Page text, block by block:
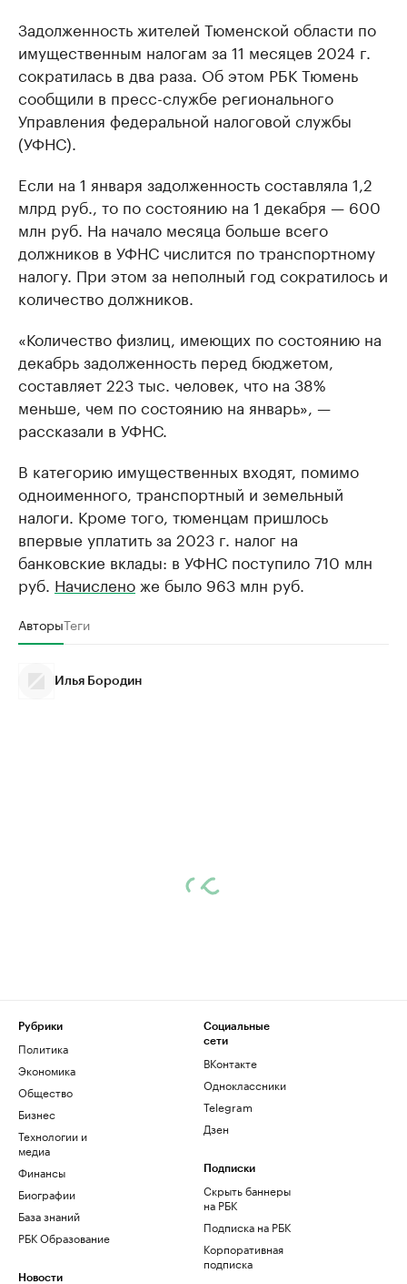
Задолженность жителей Тюменской области по
имущественным налогам за 11 месяцев 2024 г.
сократилась в два раза. Об этом РБК Тюмень
сообщили в пресс-службе регионального
Управления федеральной налоговой службы
(УФНС).
Если на 1 января задолженность составляла 1,2
млрд руб., то по состоянию на 1 декабря — 600
млн руб. На начало месяца больше всего
должников в УФНС числится по транспортному
налогу. При этом за неполный год сократилось и
количество должников.
«Количество физлиц, имеющих по состоянию на
декабрь задолженность перед бюджетом,
составляет 223 тыс. человек, что на 38%
меньше, чем по состоянию на январь», —
рассказали в УФНС.
В категорию имущественных входят, помимо
одноименного, транспортный и земельный
налоги. Кроме того, тюменцам пришлось
впервые уплатить за 2023 г. налог на
банковские вклады: в УФНС поступило 710 млн
руб. Начислено же было 963 млн руб.
АвторыТеги
Илья Бородин
Рубрики
Политика
Экономика
Общество
Бизнес
Технологии и
медиа
Финансы
Биографии
База знаний
РБК Образование
Новости
Социальные
сети
ВКонтакте
Одноклассники
Telegram
Дзен
Подписки
Скрыть баннеры
на РБК
Подписка на РБК
Корпоративная
подписка